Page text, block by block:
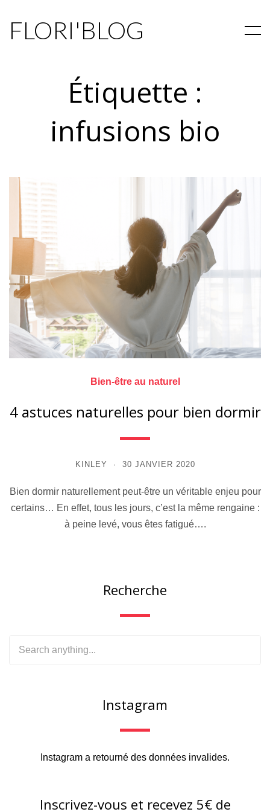
FLORI'BLOG
Étiquette :
infusions bio
Bien-être au naturel
4 astuces naturelles pour bien dormir
KINLEY 30 JANVIER 2020
Bien dormir naturellement peut-être un véritable enjeu pour
certains… En effet, tous les jours, c’est la même rengaine :
à peine levé, vous êtes fatigué….
Recherche
Instagram
Instagram a retourné des données invalides.
Inscrivez-vous et recevez 5€ de